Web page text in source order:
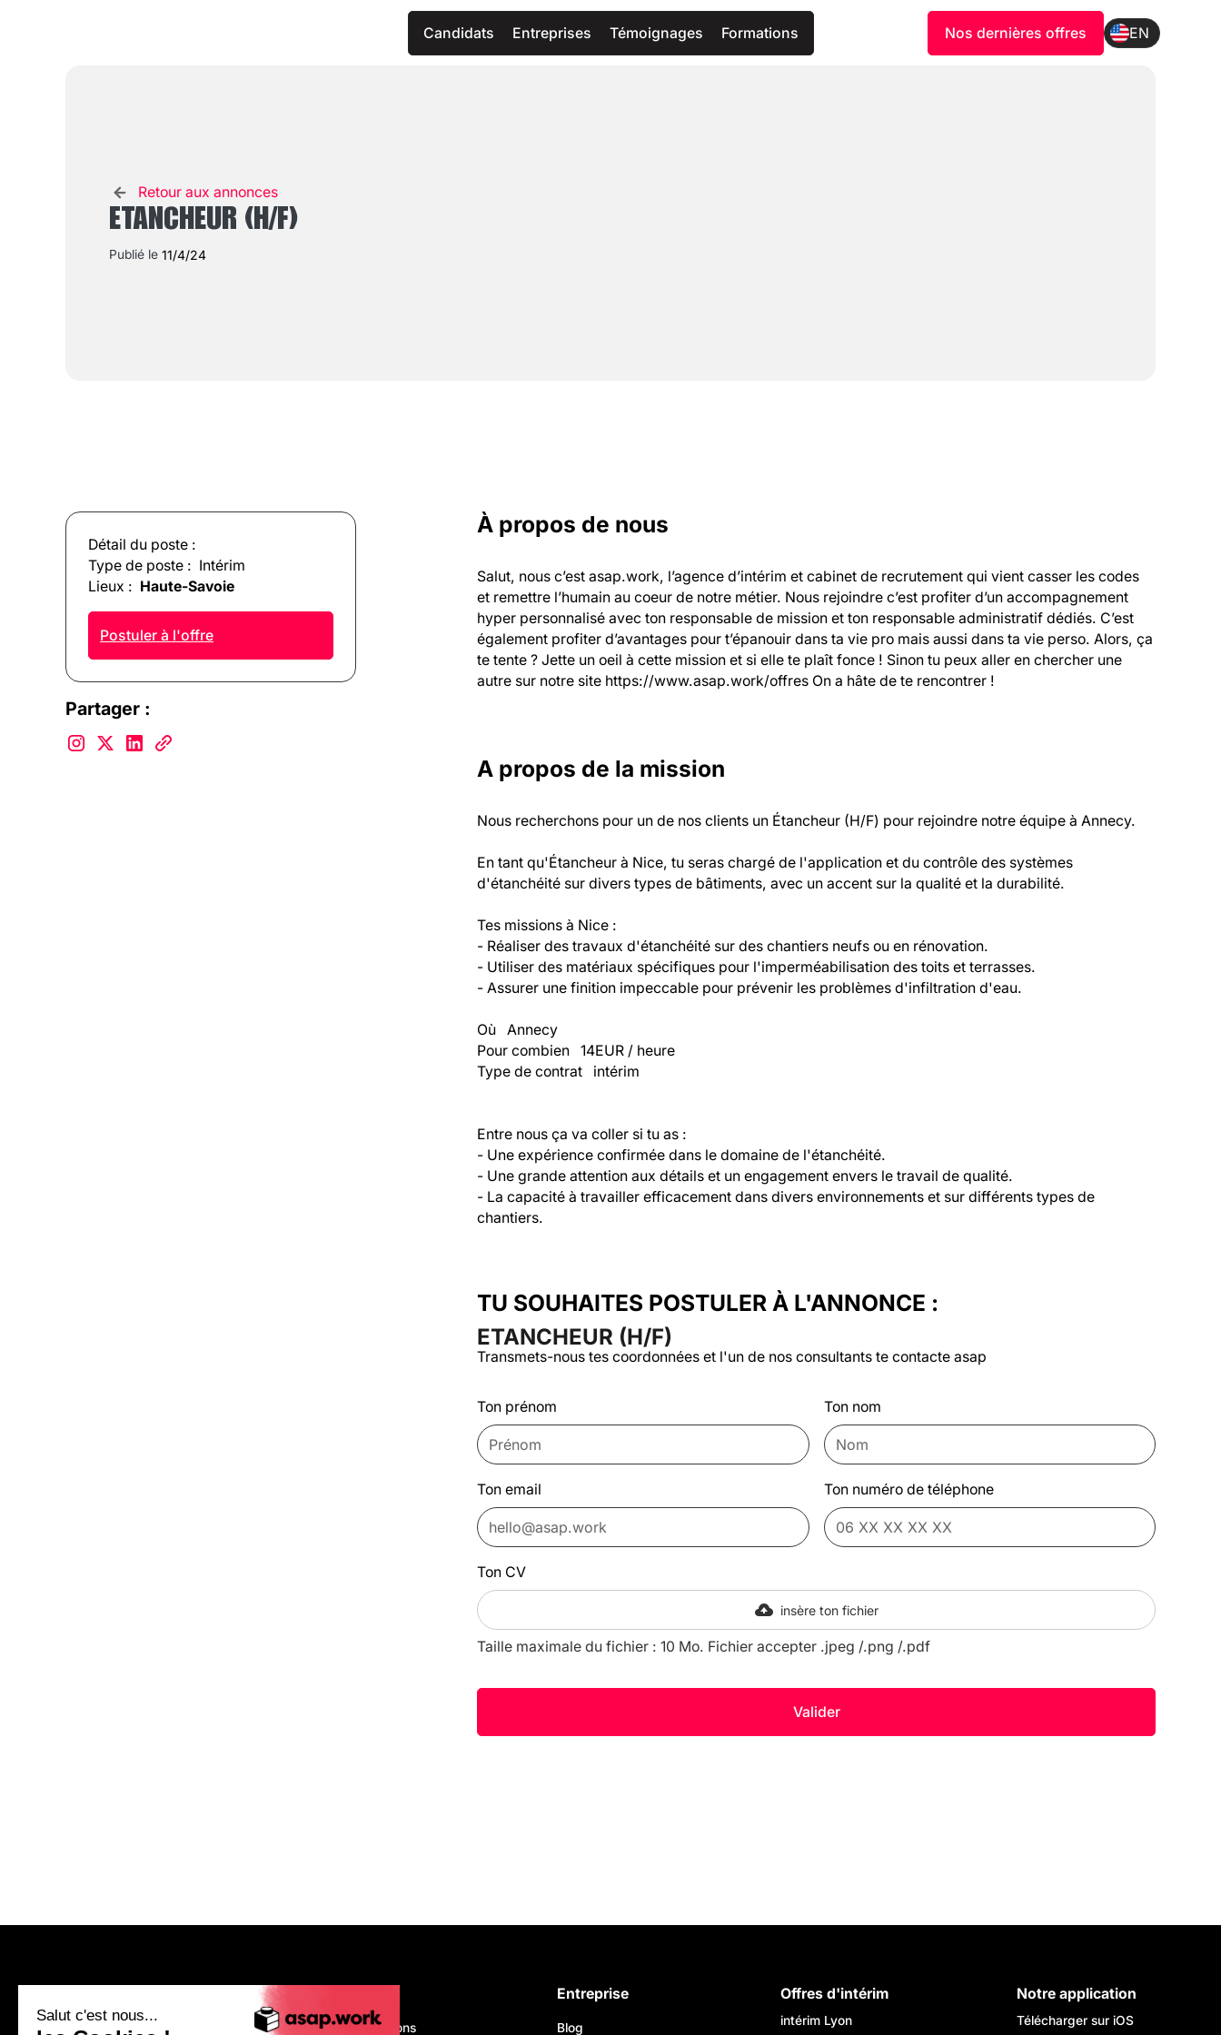
Salut c'est nous...
Candidats Entreprises Témoignages Formations Nos dernières offres EN
Retour aux annonces
ETANCHEUR (H/F)
Publié le 11/4/24
Détail du poste :
Type de poste : Intérim
Lieux : Haute-Savoie
Postuler à l'offre
Partager :
À propos de nous
Salut, nous c’est asap.work, l’agence d’intérim et cabinet de recrutement qui vient casser les codes
et remettre l’humain au coeur de notre métier. Nous rejoindre c’est profiter d’un accompagnement
hyper personnalisé avec ton responsable de mission et ton responsable administratif dédiés. C’est
également profiter d’avantages pour t’épanouir dans ta vie pro mais aussi dans ta vie perso. Alors, ça
te tente ? Jette un oeil à cette mission et si elle te plaît fonce ! Sinon tu peux aller en chercher une
autre sur notre site https://www.asap.work/offres On a hâte de te rencontrer !
A propos de la mission
Nous recherchons pour un de nos clients un Étancheur (H/F) pour rejoindre notre équipe à Annecy.
En tant qu'Étancheur à Nice, tu seras chargé de l'application et du contrôle des systèmes
d'étanchéité sur divers types de bâtiments, avec un accent sur la qualité et la durabilité.
Tes missions à Nice :
- Réaliser des travaux d'étanchéité sur des chantiers neufs ou en rénovation.
- Utiliser des matériaux spécifiques pour l'imperméabilisation des toits et terrasses.
- Assurer une finition impeccable pour prévenir les problèmes d'infiltration d'eau.
Où   Annecy
Pour combien   14EUR / heure
Type de contrat   intérim
Entre nous ça va coller si tu as :
- Une expérience confirmée dans le domaine de l'étanchéité.
- Une grande attention aux détails et un engagement envers le travail de qualité.
- La capacité à travailler efficacement dans divers environnements et sur différents types de
chantiers.
TU SOUHAITES POSTULER À L'ANNONCE :
ETANCHEUR (H/F)
Transmets-nous tes coordonnées et l'un de nos consultants te contacte asap
Ton prénom Ton nom
Ton email Ton numéro de téléphone
Ton CV
insère ton fichier
Taille maximale du fichier : 10 Mo. Fichier accepter .jpeg /.png /.pdf
Nous recrutons
Entreprise
Blog
Offres d'intérim
intérim Lyon
Notre application
Télécharger sur iOS